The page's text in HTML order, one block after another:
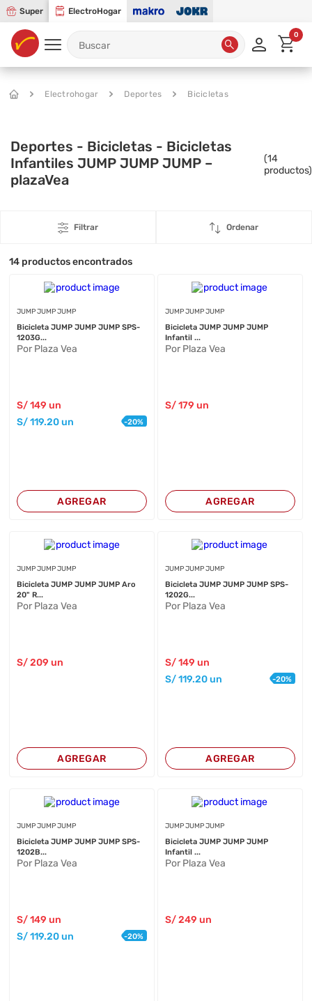
Super ElectroHogar
0
Electrohogar Deportes Bicicletas
Deportes - Bicicletas - Bicicletas
Infantiles JUMP JUMP JUMP –
plazaVea
(14
productos)
Filtrar Ordenar
14 productos encontrados
JUMP JUMP JUMP
Bicicleta JUMP JUMP JUMP SPS-
1203G...
Por Plaza Vea
S/149 un
S/119.20 un -20%
AGREGAR
JUMP JUMP JUMP
Bicicleta JUMP JUMP JUMP
Infantil ...
Por Plaza Vea
S/179 un
AGREGAR
JUMP JUMP JUMP
Bicicleta JUMP JUMP JUMP Aro
20" R...
Por Plaza Vea
S/209 un
AGREGAR
JUMP JUMP JUMP
Bicicleta JUMP JUMP JUMP SPS-
1202G...
Por Plaza Vea
S/149 un
S/119.20un -20%
AGREGAR
JUMP JUMP JUMP
Bicicleta JUMP JUMP JUMP SPS-
1202B...
Por Plaza Vea
S/149 un
S/119.20 un -20%
JUMP JUMP JUMP
Bicicleta JUMP JUMP JUMP
Infantil ...
Por Plaza Vea
S/249 un